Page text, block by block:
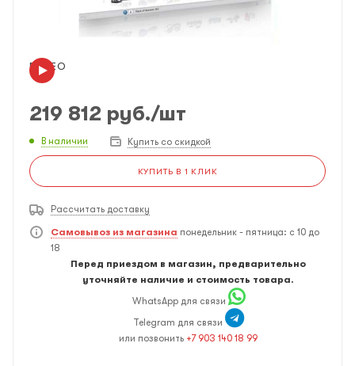
ВИДЕО
219 812 руб./шт
В наличии Купить со скидкой
КУПИТЬ В 1 КЛИК
Рассчитать доставку
Самовывоз из магазина понедельник - пятница: с 10 до
18
Перед приездом в магазин, предварительно
уточняйте наличие и стоимость товара.
WhatsApp для связи
Telegram для связи
или позвонить +7 903 140 18 99